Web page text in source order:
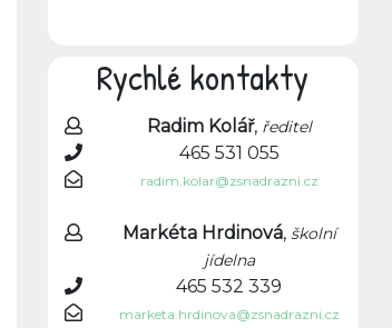
Rychlé kontakty
Radim Kolář, ředitel
465 531 055
radim.kolar@zsnadrazni.cz
Markéta Hrdinová, školní
jídelna
465 532 339
marketa.hrdinova@zsnadrazni.cz